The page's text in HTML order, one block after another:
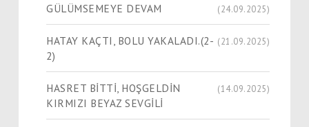
GÜLÜMSEMEYE DEVAM (24.09.2025)
HATAY KAÇTI, BOLU YAKALADI.(2-
2)
(21.09.2025)
HASRET BİTTİ, HOŞGELDİN
KIRMIZI BEYAZ SEVGİLİ
(14.09.2025)